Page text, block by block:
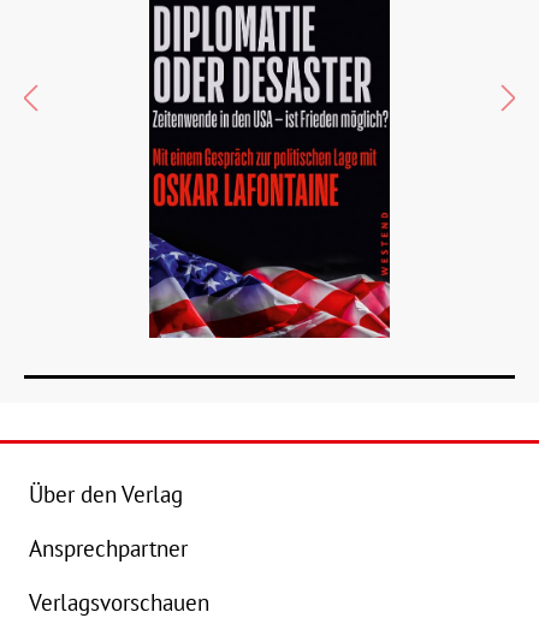
Über den Verlag
Ansprechpartner
Verlagsvorschauen